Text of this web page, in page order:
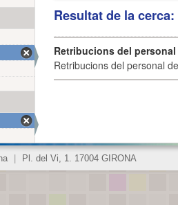
Resultat de la
Retribucions del
Retribucions del personal
Pl. del Vi, 1. 17004 GIRONA